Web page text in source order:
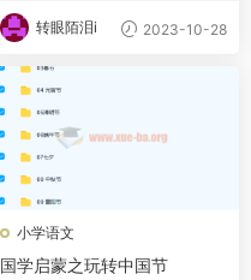
转眼陌泪i 2023-10-28
小学语文
国学启蒙之玩转中国节